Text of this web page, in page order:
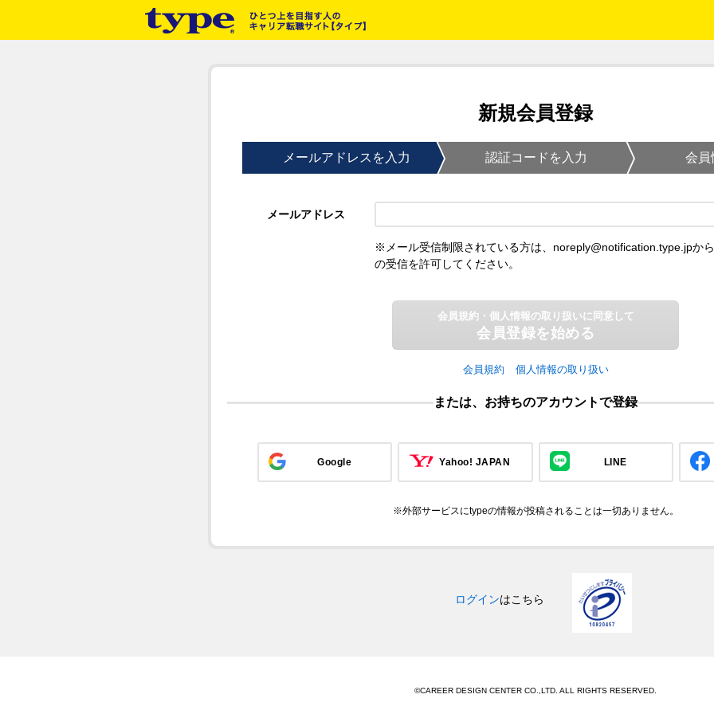
新規会員登録
メールアドレスを入力 認証コードを入力 会員
メールアドレス
※メール受信制限されている方は、noreply@notification.type.jpから
の受信を許可してください。
会員規約・個人情報の取り扱いに同意して
会員登録を始める
会員規約 個人情報の取り扱い
または、お持ちのアカウントで登録
Google Yahoo! JAPAN LINE
※外部サービスにtypeの情報が投稿されることは一切ありません。
ログインはこちら
©CAREER DESIGN CENTER CO.,LTD. ALL RIGHTS RESERVED.